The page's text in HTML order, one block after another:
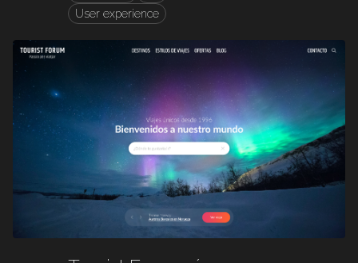
User experience